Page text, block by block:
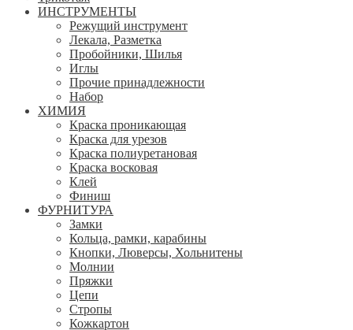
ИНСТРУМЕНТЫ
Режущий инструмент
Лекала, Разметка
Пробойники, Шилья
Иглы
Прочие принадлежности
Набор
ХИМИЯ
Краска проникающая
Краска для урезов
Краска полиуретановая
Краска восковая
Клей
Финиш
ФУРНИТУРА
Замки
Кольца, рамки, карабины
Кнопки, Люверсы, Хольнитены
Молнии
Пряжки
Цепи
Стропы
Кожкартон